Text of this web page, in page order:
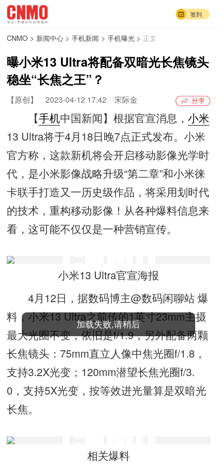
签到
CNMO > 新闻中心 > 手机新闻 > 手机曝光 > 正文
曝小米13 Ultra将配备双暗光长焦镜头
稳坐“长焦之王”？
【原创】 2023-04-12 17:42 宋际金
【手机中国新闻】根据官宣消息，小米
13 Ultra将于4月18日晚7点正式发布。小米
官方称，这款新机将会开启移动影像光学时
代，是小米影像战略升级“第二章”和小米徕
卡联手打造又一历史级作品，将采用划时代
的技术，重构移动影像！从各种爆料信息来
看，这可能不仅仅是一种营销宣传。
小米13 Ultra官宣海报
4月12日，据数码博主@数码闲聊站 爆
料，小米13 Ultra之前传的1英寸23mm主摄
最大光圈不变，依旧是f/1.9，另外配备两颗
长焦镜头：75mm直立人像中焦光圈f/1.8，
支持3.2X光变；120mm潜望长焦光圈f/3.
0，支持5X光变，按等效进光量算是双暗光
长焦。
相关爆料